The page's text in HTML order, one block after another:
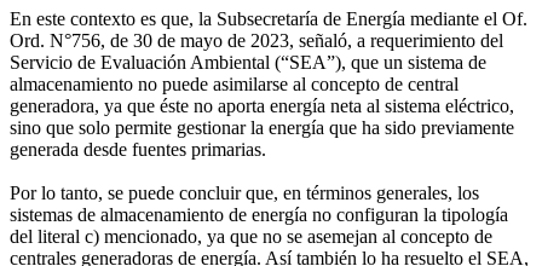
En este contexto es que, la Subsecretaría de Energía mediante el Of.
Ord. N°756, de 30 de mayo de 2023, señaló, a requerimiento del
Servicio de Evaluación Ambiental (“SEA”), que un sistema de
almacenamiento no puede asimilarse al concepto de central
generadora, ya que éste no aporta energía neta al sistema eléctrico,
sino que solo permite gestionar la energía que ha sido previamente
generada desde fuentes primarias.
Por lo tanto, se puede concluir que, en términos generales, los
sistemas de almacenamiento de energía no configuran la tipología
del literal c) mencionado, ya que no se asemejan al concepto de
centrales generadoras de energía. Así también lo ha resuelto el SEA,